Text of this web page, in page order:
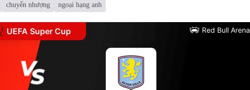
chuyển nhượng ngoại hạng anh
UEFA Super Cup Red Bull Arena